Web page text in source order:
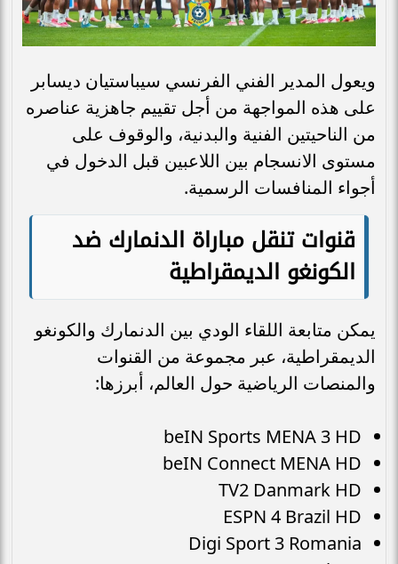
ويعول المدير الفني الفرنسي سيباستيان ديسابر
على هذه المواجهة من أجل تقييم جاهزية عناصره
من الناحيتين الفنية والبدنية، والوقوف على
مستوى الانسجام بين اللاعبين قبل الدخول في
أجواء المنافسات الرسمية.
قنوات تنقل مباراة الدنمارك ضد
الكونغو الديمقراطية
يمكن متابعة اللقاء الودي بين الدنمارك والكونغو
الديمقراطية، عبر مجموعة من القنوات
والمنصات الرياضية حول العالم، أبرزها:
beIN Sports MENA 3 HD
beIN Connect MENA HD
TV2 Danmark HD
ESPN 4 Brazil HD
Digi Sport 3 Romania